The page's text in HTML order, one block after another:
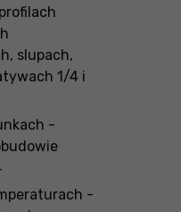
slupach,
1/4 i
-
-